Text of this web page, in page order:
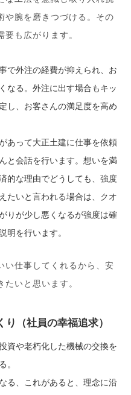
や腕を磨きつづける。その
も広がります。
で外注の経費が抑えられ、お
なる。外注に出す場合もキッ
し、お客さんの満足度を高め
あって大正土建に仕事を依頼
と会話を行います。想いを満
的な理由でどうしても、強度
たいと言われる場合は、クオ
りが少し悪くなるが強度は確
明を行います。
い仕事してくれるから、安
いと思います。
（社員の幸福追求）
資や老朽化した機械の交換を
。
る、これがあると、理念に沿